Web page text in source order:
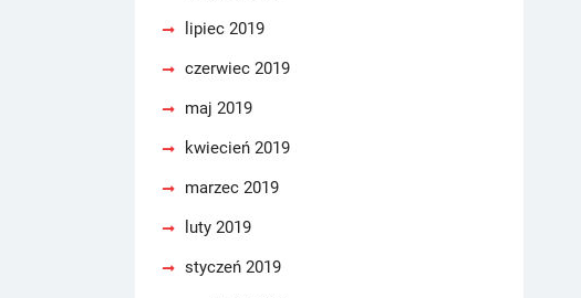
lipiec 2019
czerwiec 2019
maj 2019
kwiecień 2019
marzec 2019
luty 2019
styczeń 2019